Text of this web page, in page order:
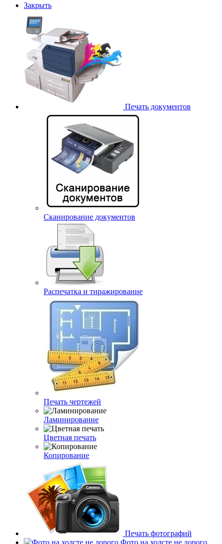
Закрыть
Печать документов
Сканирование документов
Распечатка и тиражирование
Печать чертежей
Ламинирование
Цветная печать
Копирование
Печать фотографий
Фото на холсте не дорого